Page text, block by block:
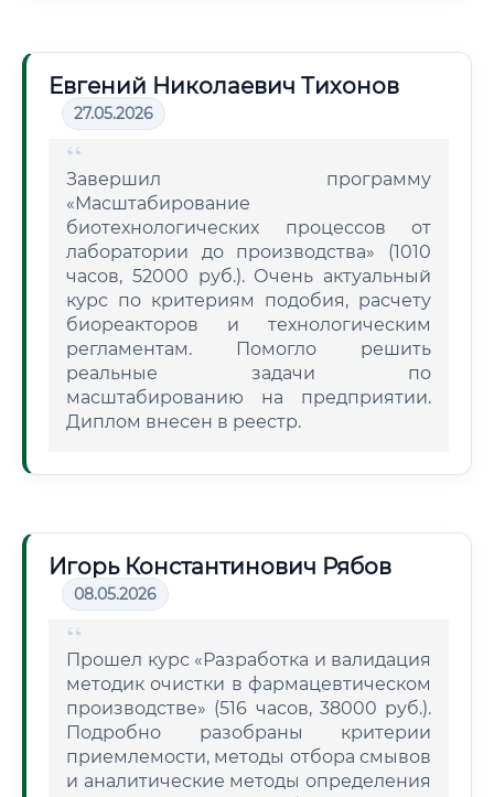
Евгений Николаевич Тихонов
27.05.2026
Завершил программу
«Масштабирование
биотехнологических процессов от
лаборатории до производства» (1010
часов, 52000 руб.). Очень актуальный
курс по критериям подобия, расчету
биореакторов и технологическим
регламентам. Помогло решить
реальные задачи по
масштабированию на предприятии.
Диплом внесен в реестр.
Игорь Константинович Рябов
08.05.2026
Прошел курс «Разработка и валидация
методик очистки в фармацевтическом
производстве» (516 часов, 38000 руб.).
Подробно разобраны критерии
приемлемости, методы отбора смывов
и аналитические методы определения